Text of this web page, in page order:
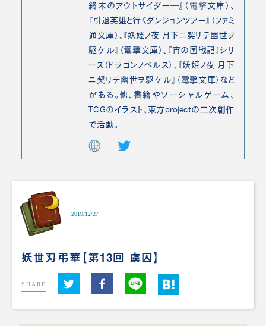
終末のアウトサイダー―』（電撃文庫）、
『引退英雄と行くダンジョンツアー』（ファミ
通文庫）、『妖姫ノ夜 月下ニ契リテ幽世ヲ
駆ケル』（電撃文庫）、『宵の国戦記』シリ
ーズ（ドラゴンノベルス）、『妖姫ノ夜 月下
ニ契リテ幽世ヲ駆ケル』（電撃文庫）など
がある。他、書籍やソーシャルゲーム、
TCGのイラスト、東方projectの二次創作
で活動。
2019/12/27
妖世刃弔華【第13回 虜囚】
SHARE